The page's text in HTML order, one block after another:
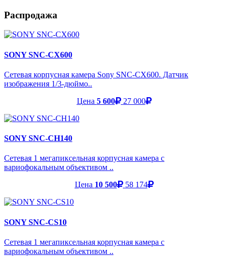
Распродажа
SONY SNC-CX600
Сетевая корпусная камера Sony SNC-CX600. Датчик
изображения 1/3-дюймо..
Цена 5 600 27 000
SONY SNC-CH140
Сетевая 1 мегапиксельная корпусная камера с
вариофокальным объективом ..
Цена 10 500 58 174
SONY SNC-CS10
Сетевая 1 мегапиксельная корпусная камера с
вариофокальным объективом ..